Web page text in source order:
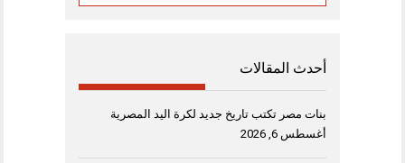
أحدث المقالات
بنات مصر تكتب تاريخ جديد لكرة اليد المصرية
أغسطس 6, 2026